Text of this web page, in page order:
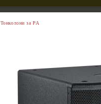
Тонколони за PA